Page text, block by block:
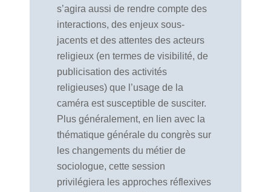
s’agira aussi de rendre compte des
interactions, des enjeux sous-
jacents et des attentes des acteurs
religieux (en termes de visibilité, de
publicisation des activités
religieuses) que l’usage de la
caméra est susceptible de susciter.
Plus généralement, en lien avec la
thématique générale du congrès sur
les changements du métier de
sociologue, cette session
privilégiera les approches réflexives